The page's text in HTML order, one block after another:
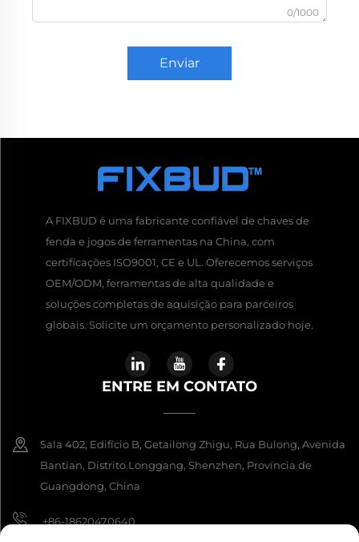
0/1000
Enviar
A FIXBUD é uma fabricante confiável de chaves de
fenda e jogos de ferramentas na China, com
certificações ISO9001, CE e UL. Oferecemos serviços
OEM/ODM, ferramentas de alta qualidade e
soluções completas de aquisição para parceiros
globais. Solicite um orçamento personalizado hoje.
ENTRE EM CONTATO
Sala 402, Edifício B, Getailong Zhigu, Rua Bulong, Avenida
Bantian, Distrito Longgang, Shenzhen, Província de
Guangdong, China
+86-18620470640